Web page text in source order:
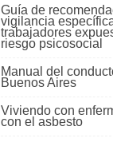
Guía de
vigilancia
trabajadores
riesgo psicosocial
Manual del
Buenos Aires
Viviendo con
con el asbesto